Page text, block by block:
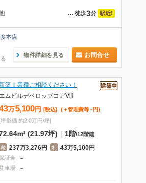
… 徒歩3分 駅近!
本店
物件詳細を見る お問合せ
築！業種ご相談ください！
エムビルデベロップコアⅧ
万5,100 円 [税込] (＋管理費等 - 円)
[坪単価 約2.0万円/坪]
(21.97坪) | 1階/12階建
敷 237万3,276円 礼 43万5,100円
証金 －
車場 －